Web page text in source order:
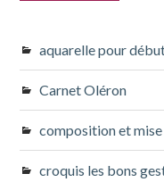
aquarelle pour
Carnet Oléron
composition et mise
croquis les bons